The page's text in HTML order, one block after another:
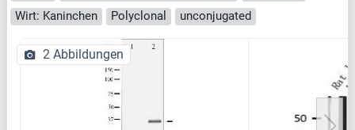
Wirt: Kaninchen
Polyclonal unconjugated
2 Abbildungen